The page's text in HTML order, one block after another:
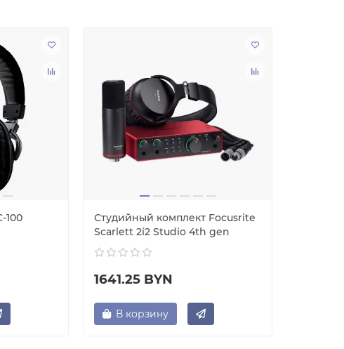
100
Студийный комплект Focusrite
Scarlett 2i2 Studio 4th gen
1641.25 BYN
В корзину